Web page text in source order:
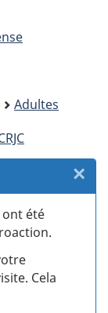
Adultes
ont été
Cela
×